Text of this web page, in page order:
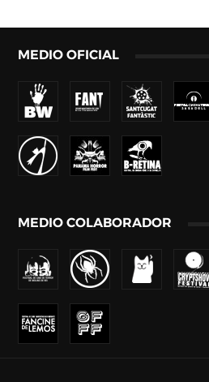
MEDIO OFICIAL
MEDIO COLABORADOR